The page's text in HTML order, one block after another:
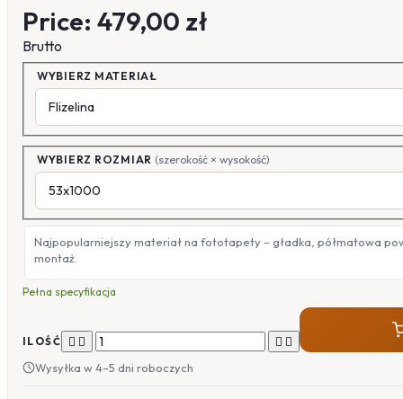
Price: 479,00 zł
Brutto
WYBIERZ MATERIAŁ
WYBIERZ ROZMIAR (szerokość × wysokość)
Najpopularniejszy materiał na fototapety – gładka, półmatowa
montaż.
Pełna specyfikacja
ILOŚĆ    
Wysyłka w 4–5 dni roboczych